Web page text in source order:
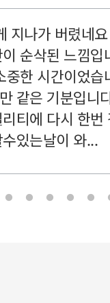
지나가 버렸네
순삭된 느낌
한 시간이었
같은 기분입니
티에 다시 한
있는날이 와...